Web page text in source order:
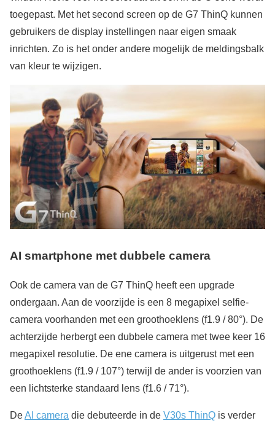
toegepast. Met het second screen op de G7 ThinQ kunnen
gebruikers de display instellingen naar eigen smaak
inrichten. Zo is het onder andere mogelijk de meldingsbalk
van kleur te wijzigen.
AI smartphone met dubbele camera
Ook de camera van de G7 ThinQ heeft een upgrade
ondergaan. Aan de voorzijde is een 8 megapixel selfie-
camera voorhanden met een groothoeklens (f1.9 / 80°). De
achterzijde herbergt een dubbele camera met twee keer 16
megapixel resolutie. De ene camera is uitgerust met een
groothoeklens (f1.9 / 107°) terwijl de ander is voorzien van
een lichtsterke standaard lens (f1.6 / 71°).
DeAI camera die debuteerde in de V30s ThinQ is verder